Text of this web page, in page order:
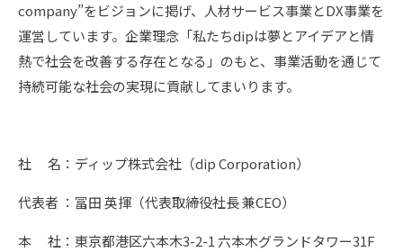
company”をビジョンに掲げ、人材サービス事業とDX事業を
運営しています。企業理念「私たちdipは夢とアイデアと情
熱で社会を改善する存在となる」のもと、事業活動を通じて
持続可能な社会の実現に貢献してまいります。
社 名：ディップ株式会社（dip Corporation）
代表者 ：冨田 英揮（代表取締役社長 兼CEO）
本 社：東京都港区六本木3-2-1 六本木グランドタワー31F